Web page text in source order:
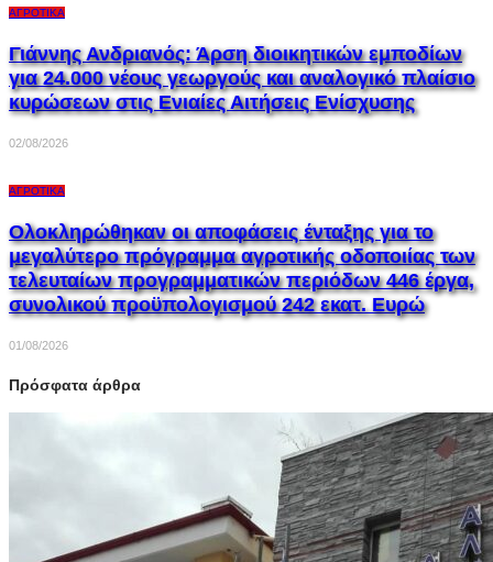
ΑΓΡΟΤΙΚΆ
Γιάννης Ανδριανός: Άρση διοικητικών εμποδίων
για 24.000 νέους γεωργούς και αναλογικό πλαίσιο
κυρώσεων στις Ενιαίες Αιτήσεις Ενίσχυσης
02/08/2026
ΑΓΡΟΤΙΚΆ
Ολοκληρώθηκαν οι αποφάσεις ένταξης για το
μεγαλύτερο πρόγραμμα αγροτικής οδοποιίας των
τελευταίων προγραμματικών περιόδων 446 έργα,
συνολικού προϋπολογισμού 242 εκατ. Ευρώ
01/08/2026
Πρόσφατα άρθρα